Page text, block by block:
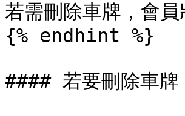
若需刪除車牌，會
{% endhint %}
#### 若要刪除車牌